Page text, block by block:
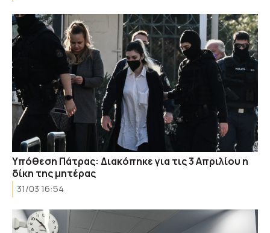
Υπόθεση Πάτρας: Διακόπηκε για τις 3 Απριλίου η
δίκη της μητέρας
31/03 16:54